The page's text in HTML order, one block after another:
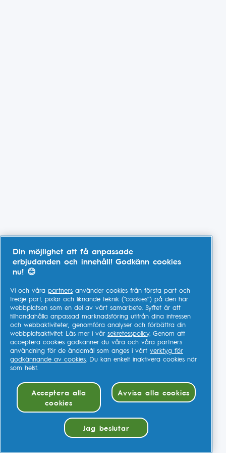
Din möjlighet att få anpassade
erbjudanden och innehåll! Godkänn cookies
nu! 😊
Vi och våra partners använder cookies från första part och
tredje part, pixlar och liknande teknik (”cookies”) på den här
webbplatsen som en del av vårt samarbete. Syftet är att
tillhandahålla anpassad marknadsföring utifrån dina intressen
och webbaktiviteter, genomföra analyser och förbättra din
webbplatsaktivitet. Läs mer i vår sekretesspolicy. Genom att
acceptera cookies godkänner du våra och våra partners
användning för de ändamål som anges i vårt verktyg för
godkännande av cookies. Du kan enkelt inaktivera cookies när
som helst.
Acceptera alla
cookies
Avvisa alla cookies
Jag beslutar